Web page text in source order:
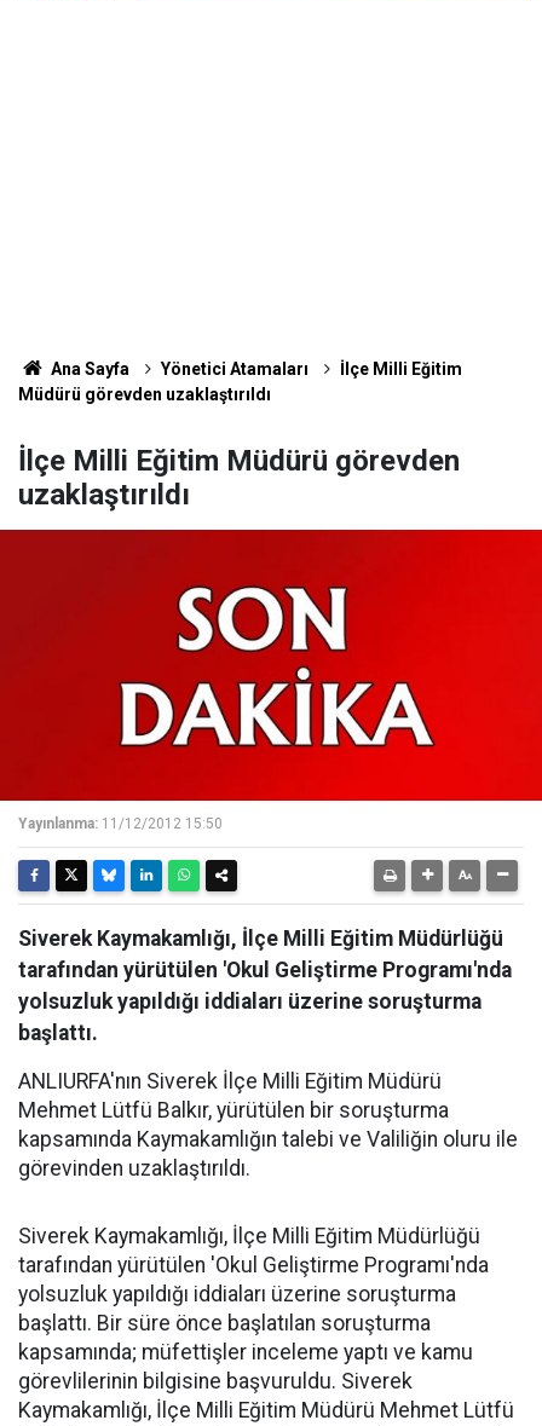
Ana Sayfa Yönetici Atamaları
İlçe Milli Eğitim
Müdürü görevden uzaklaştırıldı
İlçe Milli Eğitim Müdürü görevden
uzaklaştırıldı
Yayınlanma: 11/12/2012 15:50
Siverek Kaymakamlığı, İlçe Milli Eğitim Müdürlüğü
tarafından yürütülen 'Okul Geliştirme Programı'nda
yolsuzluk yapıldığı iddiaları üzerine soruşturma
başlattı.
ANLIURFA'nın Siverek İlçe Milli Eğitim Müdürü
Mehmet Lütfü Balkır, yürütülen bir soruşturma
kapsamında Kaymakamlığın talebi ve Valiliğin oluru ile
görevinden uzaklaştırıldı.
Siverek Kaymakamlığı, İlçe Milli Eğitim Müdürlüğü
tarafından yürütülen 'Okul Geliştirme Programı'nda
yolsuzluk yapıldığı iddiaları üzerine soruşturma
başlattı. Bir süre önce başlatılan soruşturma
kapsamında; müfettişler inceleme yaptı ve kamu
görevlilerinin bilgisine başvuruldu. Siverek
Kaymakamlığı, İlçe Milli Eğitim Müdürü Mehmet Lütfü